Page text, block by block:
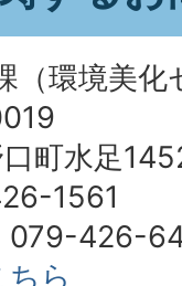
（環境美
町水足
1561
079-426-
ら